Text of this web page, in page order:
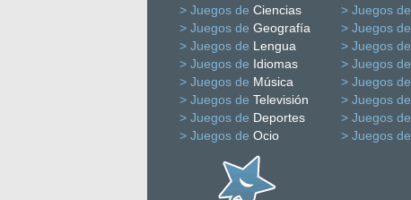
> Juegos de Ciencias > Juegos de
> Juegos de Geografía > Juegos de
> Juegos de Lengua > Juegos de
> Juegos de Idiomas > Juegos de
> Juegos de Música > Juegos de
> Juegos de Televisión > Juegos de
> Juegos de Deportes > Juegos de
> Juegos de Ocio > Juegos de